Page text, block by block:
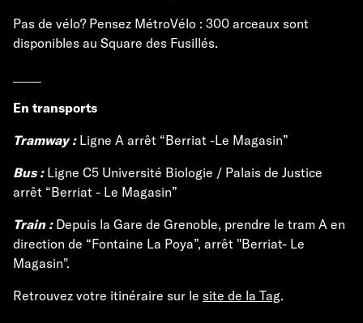
Pas de vélo? Pensez MétroVélo : 300 arceaux sont
disponibles au Square des Fusillés.
En transports
Tramway : Ligne A arrêt “Berriat -Le Magasin”
Bus : Ligne C5 Université Biologie / Palais de Justice
arrêt “Berriat - Le Magasin”
Train : Depuis la Gare de Grenoble, prendre le tram A en
direction de “Fontaine La Poya”, arrêt "Berriat- Le
Magasin".
Retrouvez votre itinéraire sur le site de la Tag.